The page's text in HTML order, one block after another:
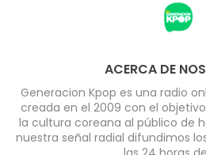
ACERCA DE
Generacion Kpop es una radio
creada en el 2009 con el
la cultura coreana al público de
nuestra señal radial difundimos